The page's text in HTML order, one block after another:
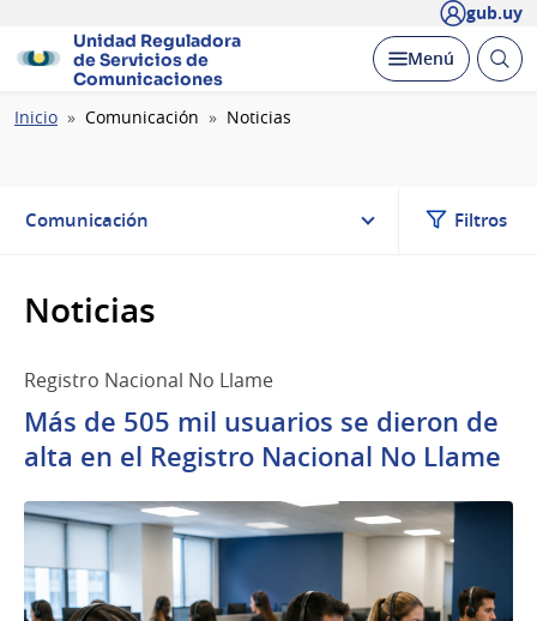
gub.uy
Unidad Reguladora
de Servicios de
Comunicaciones
Desplegar
Menú Abrir
Ruta
Inicio Comunicación Noticias
Comunicación Filtros
Noticias
Registro Nacional No Llame
Más de 505 mil usuarios se dieron de
alta en el Registro Nacional No Llame